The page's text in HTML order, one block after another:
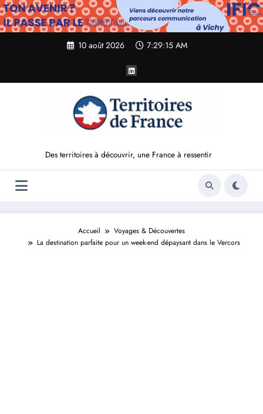
Aller
au
contenu
10 août 2026 7:29:16 AM
Des territoires à découvrir, une France à ressentir
Accueil
Voyages & Découvertes
La destination parfaite pour un week-end dépaysant dans le Vercors